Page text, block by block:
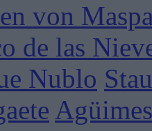
von
de las
Nublo
Agüimes